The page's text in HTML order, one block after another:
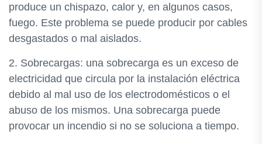
produce un chispazo, calor y, en algunos casos,
fuego. Este problema se puede producir por cables
desgastados o mal aislados.
2. Sobrecargas: una sobrecarga es un exceso de
electricidad que circula por la instalación eléctrica
debido al mal uso de los electrodomésticos o el
abuso de los mismos. Una sobrecarga puede
provocar un incendio si no se soluciona a tiempo.